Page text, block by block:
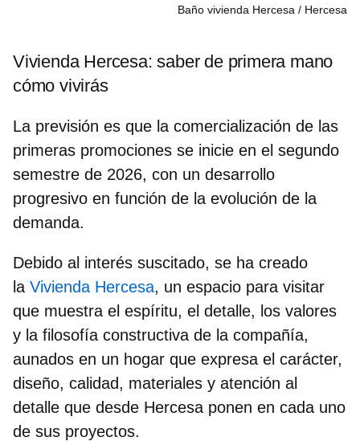
Baño vivienda Hercesa Hercesa
Vivienda Hercesa: saber de primera mano
cómo vivirás
La previsión es que la comercialización de las
primeras promociones se inicie en el segundo
semestre de 2026, con un desarrollo
progresivo en función de la evolución de la
demanda.
Debido al interés suscitado, se ha creado
la Vivienda Hercesa, un espacio para visitar
que muestra el espíritu, el detalle, los valores
y la filosofía constructiva de la compañía,
aunados en un hogar que expresa el carácter,
diseño, calidad, materiales y atención al
detalle que desde Hercesa ponen en cada uno
de sus proyectos.